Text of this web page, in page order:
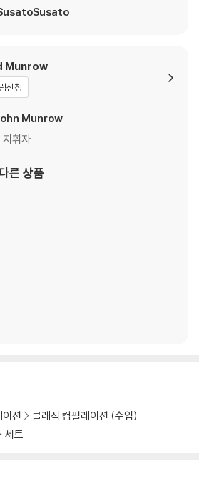
A minor TWV 55:a2 · SAMMARTINI Co
Baroque · The Late Baroque · The 20t
della Beata Vergine
Sons of Art · Love’s goddess sure
· Brass · Strings · Percussion
NETHERLANDS Agricola, Barbireau,
Des Prez, Ghizeghem, Isaac, Obre
TO A GROUND Dowland, Purcell, others
Vaughan Williams, Rubbra and others
D’India, Grandi, Main
Munrow
신청
Munrow
지휘자
른 상품
션
클래식 컴필레이션 (수입)
세트